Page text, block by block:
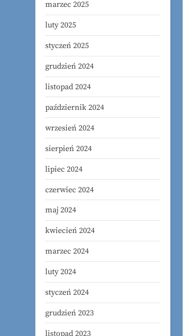
marzec 2025
luty 2025
styczeń 2025
grudzień 2024
listopad 2024
październik 2024
wrzesień 2024
sierpień 2024
lipiec 2024
czerwiec 2024
maj 2024
kwiecień 2024
marzec 2024
luty 2024
styczeń 2024
grudzień 2023
listopad 2023